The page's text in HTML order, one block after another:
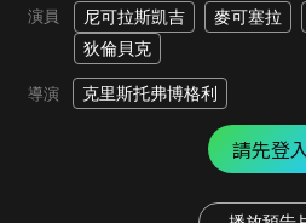
演員 尼可拉斯凱吉 麥可塞拉
狄倫貝克
導演 克里斯托弗博格利
請先登